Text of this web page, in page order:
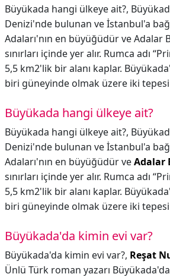
Büyükada hangi ülkeye ait?,
Denizi'nde bulunan ve İstanbul'a
Adaları'nın en büyüğüdür ve Adalar
sınırları içinde yer alır. Rumca adı
5,5 km2'lik bir alanı kaplar.
biri güneyinde olmak üzere iki tepesi
Büyükada hangi ülkeye ait?
Büyükada hangi ülkeye ait?,
Denizi'nde bulunan ve İstanbul'a
Adaları'nın en büyüğüdür veAdalar
sınırları içinde yer alır. Rumca adı
5,5 km2'lik bir alanı kaplar.
biri güneyinde olmak üzere iki tepesi
Büyükada'da kimin evi var?
Büyükada'da kimin evi var?, Reşat
Ünlü Türk roman yazarı